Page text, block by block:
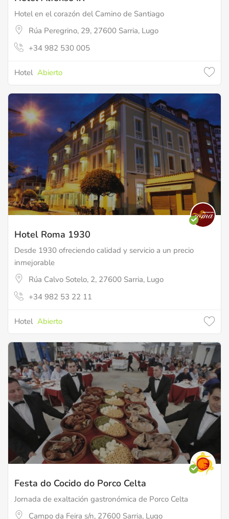
Hotel en el corazón del Camino de Santiago
Rúa Peregrino, 29, 27600 Sarria, Lugo
+34 982 530 005
Hotel Abierto
Hotel Roma 1930
Desde 1930 ofreciendo calidad y servicio a un precio
inmejorable
Rúa Calvo Sotelo, 2, 27600 Sarria, Lugo
+34 982 53 22 11
Hotel Abierto
Festa do Cocido do Porco Celta
Jornada de exaltación gastronómica de Porco Celta
Campo da Feira s/n, 27600 Sarria, Lugo